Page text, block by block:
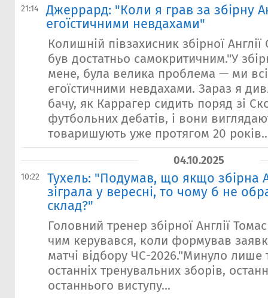
21:14
Джеррард: "Коли я грав за збірну
егоїстичними невдахами"
Колишній півзахисник збірної
був достатньо самокритичним."У
мене, була велика проблема — ми
егоїстичними невдахами. Зараз я
бачу, як Каррагер сидить поряд зі
футбольних дебатів, і вони
товаришують уже протягом 20
04.10.2025
10:22
Тухель: "Подумав, що якщо збірна
зіграла у вересні, то чому б не
склад?"
Головний тренер збірної Англії
чим керувався, коли формував
матчі відбору ЧС-2026."Минуло лише
останніх тренувальних зборів,
останнього виступу...